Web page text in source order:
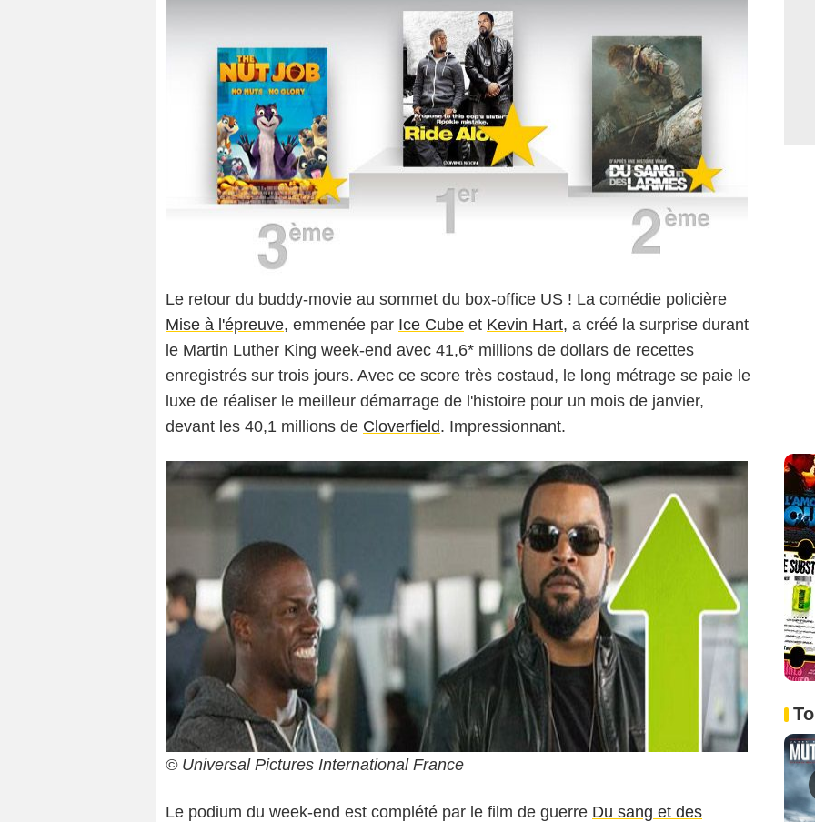
Le retour du buddy-movie au sommet du box-office US ! La comédie policière
Mise à l'épreuve, emmenée par Ice Cube et Kevin Hart, a créé la surprise durant
le Martin Luther King week-end avec 41,6* millions de dollars de recettes
enregistrés sur trois jours. Avec ce score très costaud, le long métrage se paie le
luxe de réaliser le meilleur démarrage de l'histoire pour un mois de janvier,
devant les 40,1 millions de Cloverfield. Impressionnant.
© Universal Pictures International France
Le podium du week-end est complété par le film de guerre Du sang et des